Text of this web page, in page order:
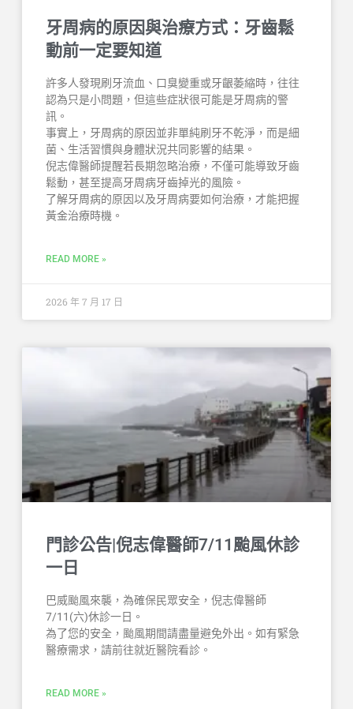
牙周病的原因與治療方式：牙齒鬆
動前一定要知道
許多人發現刷牙流血、口臭變重或牙齦萎縮時，往往
認為只是小問題，但這些症狀很可能是牙周病的警
訊。
事實上，牙周病的原因並非單純刷牙不乾淨，而是細
菌、生活習慣與身體狀況共同影響的結果。
倪志偉醫師提醒若長期忽略治療，不僅可能導致牙齒
鬆動，甚至提高牙周病牙齒掉光的風險。
了解牙周病的原因以及牙周病要如何治療，才能把握
黃金治療時機。
READ MORE »
2026 年 7 月 17 日
門診公告|倪志偉醫師7/11颱風休診
一日
巴威颱風來襲，為確保民眾安全，倪志偉醫師
7/11(六)休診一日。
為了您的安全，颱風期間請盡量避免外出。如有緊急
醫療需求，請前往就近醫院看診。
READ MORE »